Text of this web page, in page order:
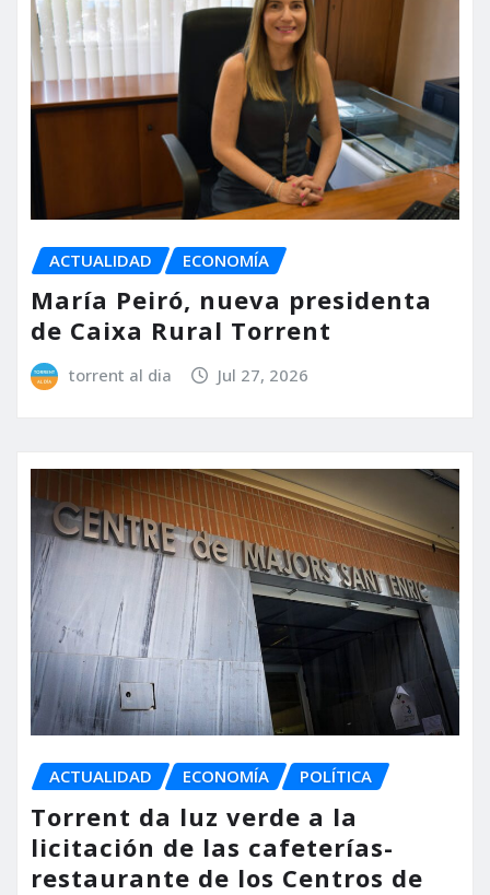
ACTUALIDAD ECONOMÍA
María Peiró, nueva presidenta
de Caixa Rural Torrent
torrent al dia Jul 27, 2026
ACTUALIDAD ECONOMÍA POLÍTICA
Torrent da luz verde a la
licitación de las cafeterías-
restaurante de los Centros de